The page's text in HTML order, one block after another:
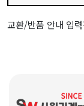
교환/반품 안내 입